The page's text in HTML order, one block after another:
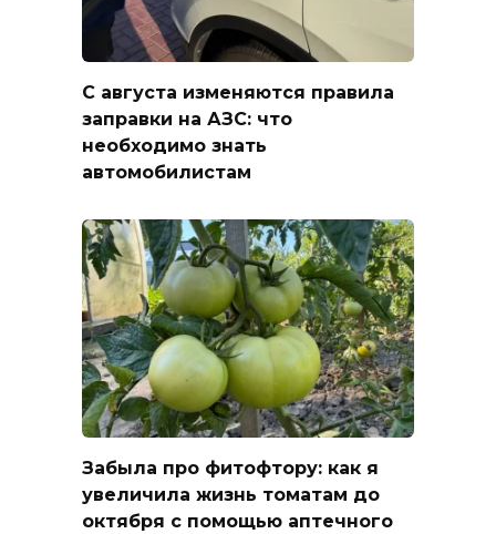
С августа изменяются правила
заправки на АЗС: что
необходимо знать
автомобилистам
Забыла про фитофтору: как я
увеличила жизнь томатам до
октября с помощью аптечного